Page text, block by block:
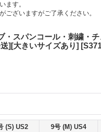
ます。
ざいますがご了承ください。
スパンコール・刺繍・
][大きいサイズあり] [
(S) US2 9号 (M) US4